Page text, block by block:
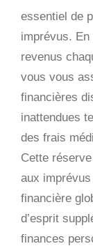
essentiel de
imprévus.
revenus
vous vous
financières
inattendues
des frais
Cette
aux
financière
d’esprit
finances